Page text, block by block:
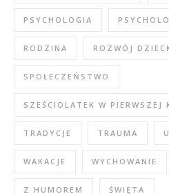
PSYCHOLOGIA
RODZINA ROZWÓJ
SPOŁECZEŃSTWO
SZEŚCIOLATEK W PIERWSZEJ
TRADYCJE TRAUMA
WAKACJE WYCHOWANIE
Z HUMOREM ŚWIĘTA